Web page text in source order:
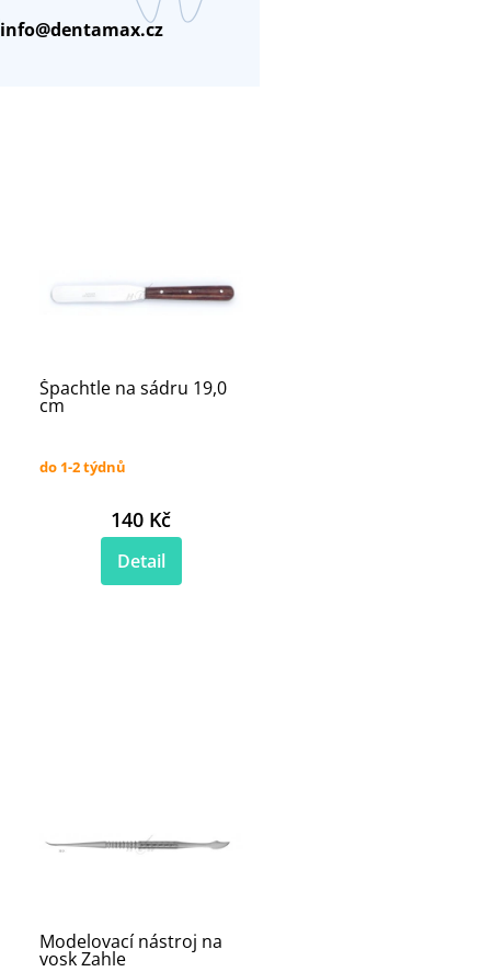
info@dentamax.cz
Špachtle na sádru 19,0
cm
do 1-2 týdnů
140 Kč
Detail
Modelovací nástroj na
vosk Zahle